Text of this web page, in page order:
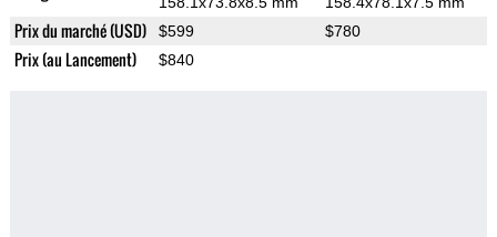
Prix du marché (USD) $599 $780
Prix (au Lancement) $840